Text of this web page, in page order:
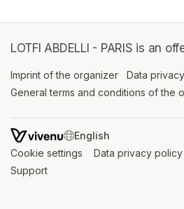
LOTFI ABDELLI - PARIS is an
Imprint of the organizer (opens in a
Data
General terms and conditions of the
SWITCH LANGUAGE
Cookie settings (opens in a new tab)
Data privacy policy
Support